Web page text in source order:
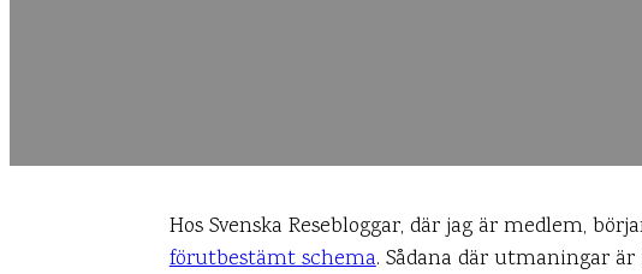
Hos Svenska Resebloggar, där jag är medlem,
förutbestämt schema. Sådana där utmaningar